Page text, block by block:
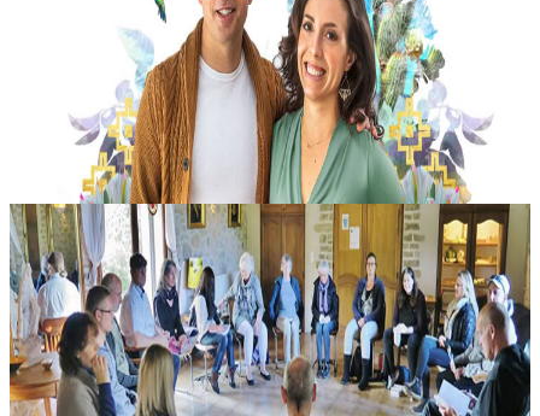
trasmissione, offre una rara occasione per entrare nelle arti
sciamaniche sacre della guarigione cerimoniale attraverso un
cammino fondato...
5999,00 USD
1 settembre 2026 18:00
Nelson, Canada
Libertà dal Trauma
Immergiti nella bellezza naturale di Les Labadous, nel sud della
Francia, per una pausa rigenerante pensata per rinnovare mente e
corpo. Guidato dal Six Steps to Freedom Process, ogni ritiro Choose
Ag...